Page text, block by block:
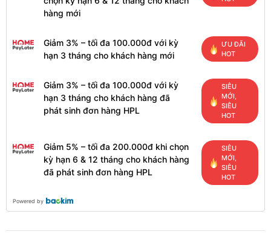
hàng mới
Giảm 3% – tối đa 100.000đ với kỳ
hạn 3 tháng cho khách hàng mới
ƯU ĐÃI
HOT
Giảm 3% – tối đa 100.000đ với kỳ
hạn 3 tháng cho khách hàng đã
phát sinh đơn hàng HPL
SIÊU
MỚI,
SIÊU
HOT
Giảm 5% – tối đa 200.000đ khi chọn
kỳ hạn 6 & 12 tháng cho khách hàng
đã phát sinh đơn hàng HPL
SIÊU
MỚI,
SIÊU
HOT
Powered by